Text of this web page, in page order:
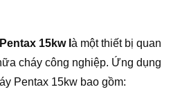
15kw l à một thiết bị quan
cháy công nghiệp. Ứng dụng
Pentax 15kw bao gồm: